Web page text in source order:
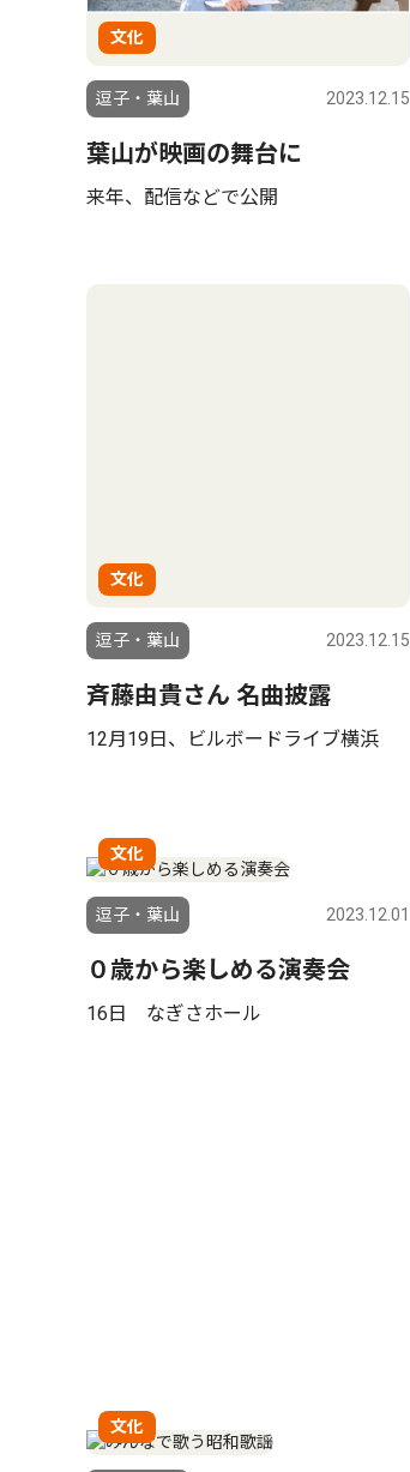
文化
逗子・葉山 2023.12.15
葉山が映画の舞台に
来年、配信などで公開
文化
逗子・葉山 2023.12.15
斉藤由貴さん 名曲披露
12月19日、ビルボードライブ横浜
文化
逗子・葉山 2023.12.01
０歳から楽しめる演奏会
16日 なぎさホール
文化